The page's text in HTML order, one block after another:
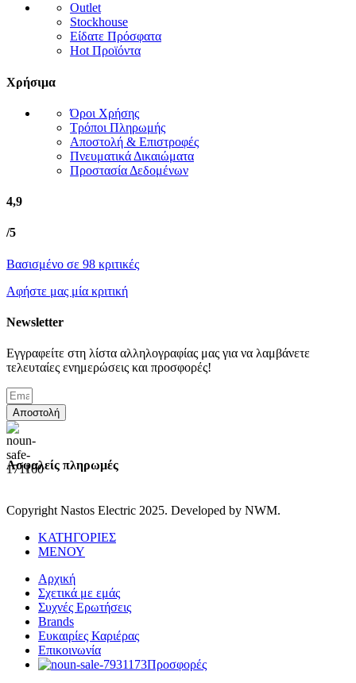
Outlet
Stockhouse
Είδατε Πρόσφατα
Hot Προϊόντα
Χρήσιμα
Όροι Χρήσης
Τρόποι Πληρωμής
Αποστολή & Επιστροφές
Πνευματικά Δικαιώματα
Προστασία Δεδομένων
4,9
/5
Βασισμένο σε 98 κριτικές
Αφήστε μας μία κριτική
Newsletter
Εγγραφείτε στη λίστα αλληλογραφίας μας για να λαμβάνετε
τελευταίες ενημερώσεις και προσφορές!
Αποστολή
Ασφαλείς πληρωμές
Copyright Nastos Electric 2025. Developed by NWM.
ΚΑΤΗΓΟΡΙΕΣ
ΜΕΝΟΥ
Αρχική
Σχετικά με εμάς
Συχνές Ερωτήσεις
Brands
Ευκαιρίες Καριέρας
Επικοινωνία
Προσφορές